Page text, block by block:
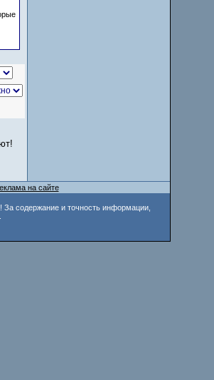
на сайте
содержание и точность информации,